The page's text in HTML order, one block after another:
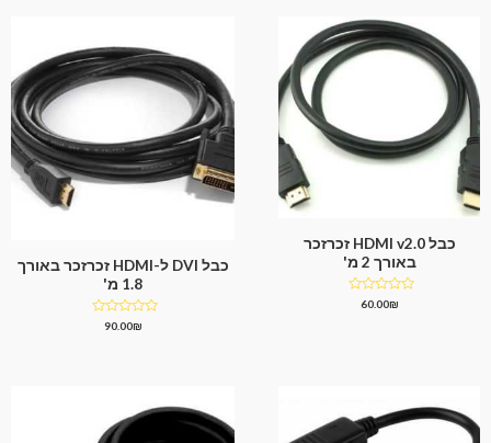
כבל HDMI v2.0 זכרזכר
באורך 2 מ'
דורג 60.00₪
כבל DVI ל-HDMI זכרזכר באורך
1.8 מ'
דורג 90.00₪